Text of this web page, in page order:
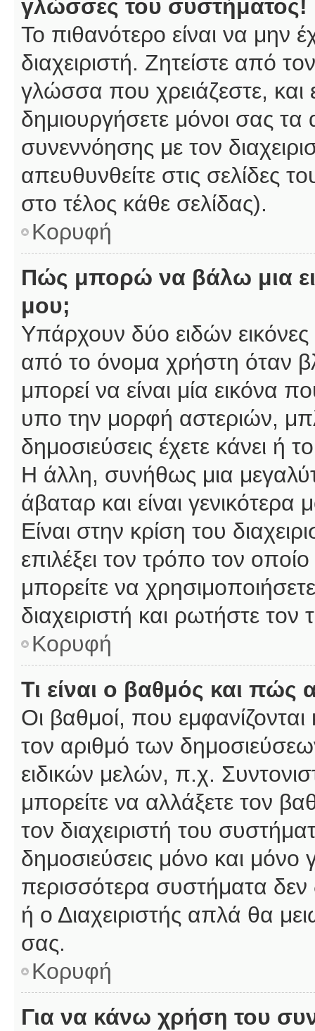
γλώσσες του συστήματος!
Το πιθανότερο είναι να μην
διαχειριστή. Ζητείστε από
γλώσσα που χρειάζεστε, και
δημιουργήσετε μόνοι σας
συνεννόησης με τον
απευθυνθείτε στις
στο τέλος κάθε σελίδας).
Κορυφή
Πώς μπορώ να βάλω μια
μου;
Υπάρχουν δύο ειδών
από το όνομα χρήστη όταν
μπορεί να είναι μία εικόνα
υπο την μορφή αστεριών,
δημοσιεύσεις έχετε κάνει
Η άλλη, συνήθως μια
άβαταρ και είναι
Είναι στην κρίση του
επιλέξει τον τρόπο τον
μπορείτε να
διαχειριστή και ρωτήστε τον
Κορυφή
Τι είναι ο βαθμός και
Οι βαθμοί, που
τον αριθμό των
ειδικών μελών, π.χ.
μπορείτε να αλλάξετε τον
τον διαχειριστή του
δημοσιεύσεις μόνο και
περισσότερα συστήματα δεν
ή ο Διαχειριστής απλά θα
σας.
Κορυφή
Για να κάνω χρήση του